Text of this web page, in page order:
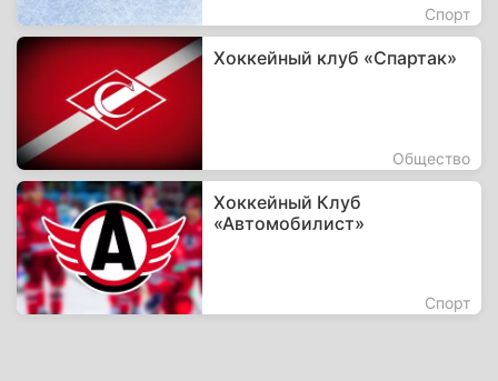
Спорт
Хоккейный клуб «Спартак»
Общество
Хоккейный Клуб
«Автомобилист»
Спорт